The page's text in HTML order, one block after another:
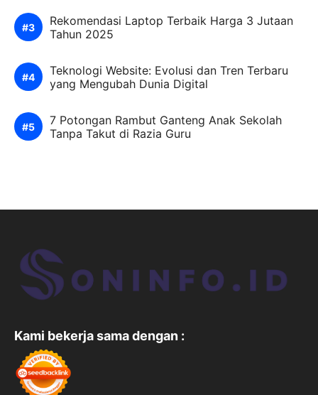
Rekomendasi Laptop Terbaik Harga 3 Jutaan
Tahun 2025
Teknologi Website: Evolusi dan Tren Terbaru
yang Mengubah Dunia Digital
7 Potongan Rambut Ganteng Anak Sekolah
Tanpa Takut di Razia Guru
Kami bekerja sama dengan :